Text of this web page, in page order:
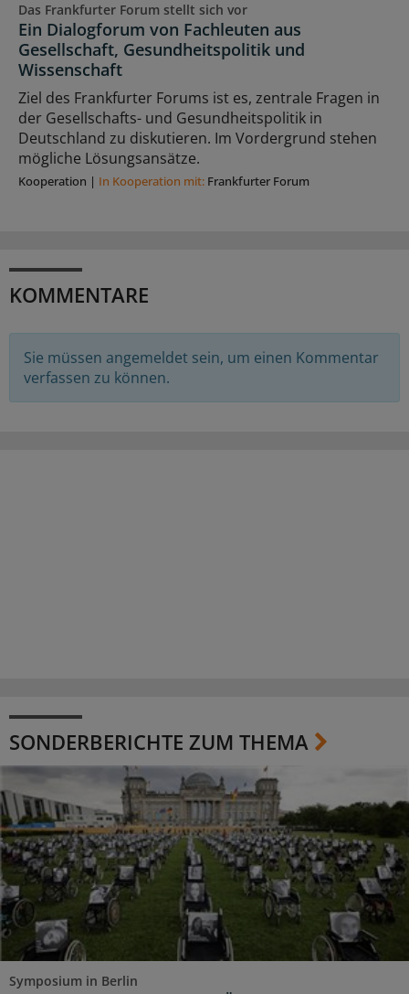
Das Frankfurter Forum stellt sich vor
Ein Dialogforum von Fachleuten aus
Gesellschaft, Gesundheitspolitik und
Wissenschaft
Ziel des Frankfurter Forums ist es, zentrale Fragen in
der Gesellschafts- und Gesundheitspolitik in
Deutschland zu diskutieren. Im Vordergrund stehen
mögliche Lösungsansätze.
Kooperation | In Kooperation mit: Frankfurter Forum
KOMMENTARE
Sie müssen angemeldet sein, um einen Kommentar
verfassen zu können.
SONDERBERICHTE ZUM THEMA
Symposium in Berlin